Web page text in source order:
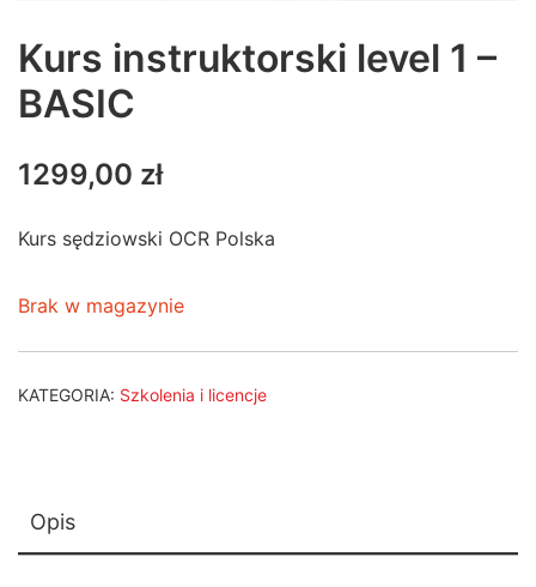
Kurs instruktorski level 1 –
BASIC
1299,00 zł
Kurs sędziowski OCR Polska
Brak w magazynie
KATEGORIA: Szkolenia i licencje
Opis